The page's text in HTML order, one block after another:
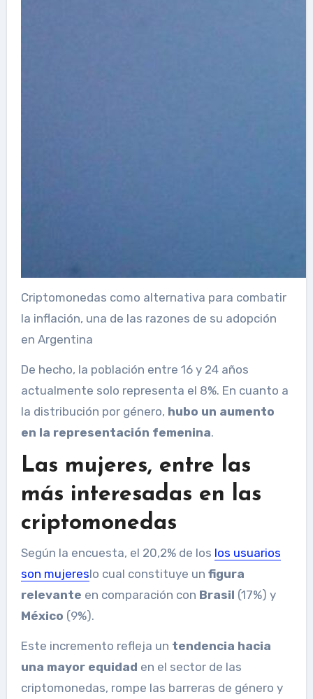
Criptomonedas como alternativa para combatir
la inflación, una de las razones de su adopción
en Argentina
De hecho, la población entre 16 y 24 años
actualmente solo representa el 8%. En cuanto a
la distribución por género, hubo un aumento
en la representación femenina.
Las mujeres, entre las
más interesadas en las
criptomonedas
Según la encuesta, el 20,2% de los los usuarios
son mujereslo cual constituye un figura
relevante en comparación con Brasil (17%) y
México (9%).
Este incremento refleja un tendencia hacia
una mayor equidad en el sector de las
criptomonedas, rompe las barreras de género y